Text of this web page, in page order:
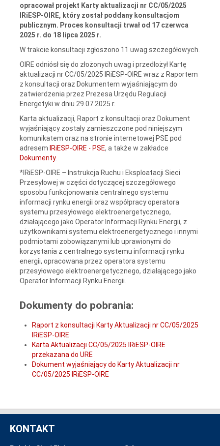
opracował projekt Karty aktualizacji nr CC/05/2025
IRiESP-OIRE, który został poddany konsultacjom
publicznym. Proces konsultacji trwał od 17 czerwca
2025 r. do 18 lipca 2025 r.
W trakcie konsultacji zgłoszono 11 uwag szczegółowych.
OIRE odniósł się do złożonych uwag i przedłożył Kartę
aktualizacji nr CC/05/2025 IRiESP-OIRE wraz z Raportem
z konsultacji oraz Dokumentem wyjaśniającym do
zatwierdzenia przez Prezesa Urzędu Regulacji
Energetyki w dniu 29.07.2025 r.
Karta aktualizacji, Raport z konsultacji oraz Dokument
wyjaśniający zostały zamieszczone pod niniejszym
komunikatem oraz na stronie internetowej PSE pod
adresem IRiESP-OIRE - PSE, a także w zakładce
Dokumenty.
*IRiESP-OIRE – Instrukcja Ruchu i Eksploatacji Sieci
Przesyłowej w części dotyczącej szczegółowego
sposobu funkcjonowania centralnego systemu
informacji rynku energii oraz współpracy operatora
systemu przesyłowego elektroenergetycznego,
działającego jako Operator Informacji Rynku Energii, z
użytkownikami systemu elektroenergetycznego i innymi
podmiotami zobowiązanymi lub uprawionymi do
korzystania z centralnego systemu informacji rynku
energii, opracowana przez operatora systemu
przesyłowego elektroenergetycznego, działającego jako
Operator Informacji Rynku Energii.
Dokumenty do pobrania:
Raport z konsultacji Karty Aktualizacji nr CC/05/2025
IRiESP-OIRE
Karta Aktualizacji CC/05/2025 IRiESP-OIRE
przekazana do URE
Dokument wyjaśniający do Karty Aktualizacji nr
CC/05/2025 IRiESP-OIRE
KONTAKT